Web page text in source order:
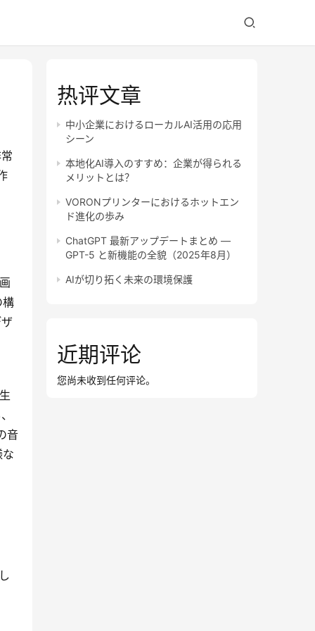
構
音
热评文章
中小企業におけるローカルAI活用の応用
シーン
本地化AI導入のすすめ：企業が得られる
メリットとは？
VORONプリンターにおけるホットエン
ド進化の歩み
ChatGPT 最新アップデートまとめ —
GPT-5 と新機能の全貌（2025年8月）
AIが切り拓く未来の環境保護
近期评论
您尚未收到任何评论。